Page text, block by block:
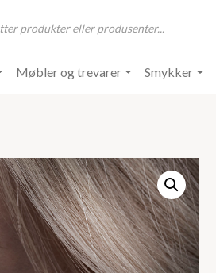
Møbler og trevarer Smykker